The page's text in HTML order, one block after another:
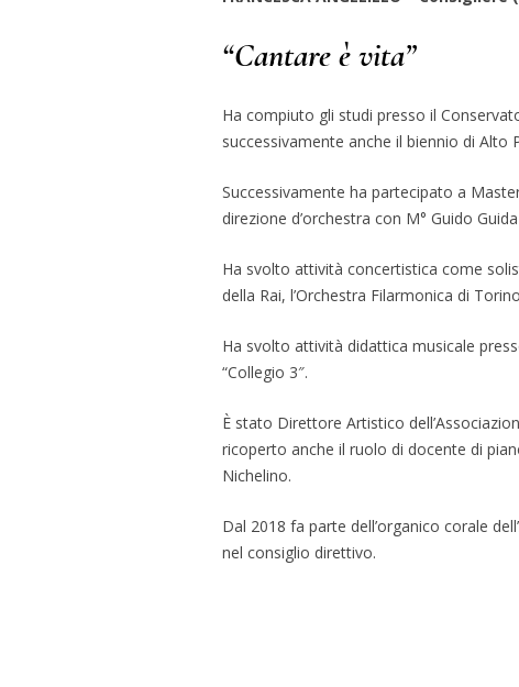
“Cantare è vita”
Ha compiuto gli studi presso il
successivamente anche il biennio di
Successivamente ha partecipato a
direzione d’orchestra con M° Guido
Ha svolto attività concertistica come
della Rai, l’Orchestra Filarmonica di
Ha svolto attività didattica musicale
“Collegio 3″.
È stato Direttore Artistico
ricoperto anche il ruolo di docente di
Nichelino.
Dal 2018 fa parte dell’organico corale
nel consiglio direttivo.